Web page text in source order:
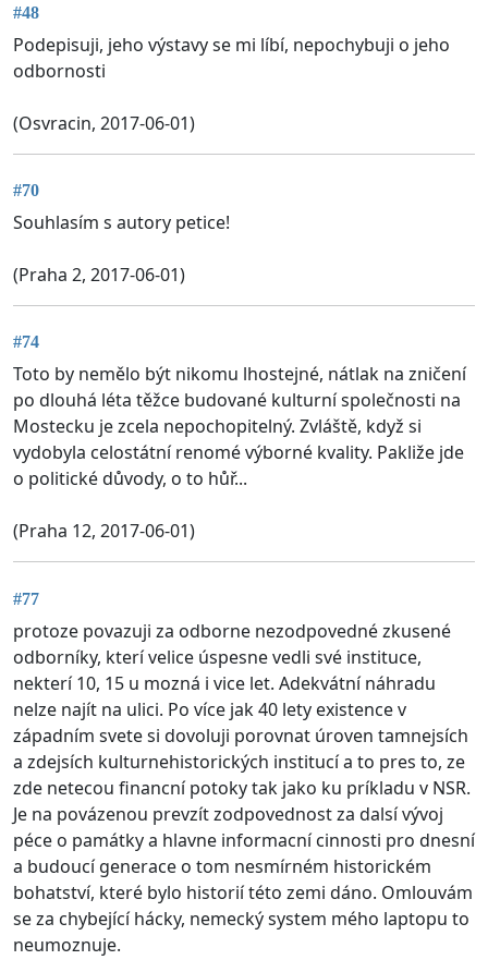
#48
Podepisuji, jeho výstavy se mi líbí, nepochybuji o jeho
odbornosti
(Osvracin, 2017-06-01)
#70
Souhlasím s autory petice!
(Praha 2, 2017-06-01)
#74
Toto by nemělo být nikomu lhostejné, nátlak na zničení
po dlouhá léta těžce budované kulturní společnosti na
Mostecku je zcela nepochopitelný. Zvláště, když si
vydobyla celostátní renomé výborné kvality. Pakliže jde
o politické důvody, o to hůř...
(Praha 12, 2017-06-01)
#77
protoze povazuji za odborne nezodpovedné zkusené
odborníky, kterí velice úspesne vedli své instituce,
nekterí 10, 15 u mozná i vice let. Adekvátní náhradu
nelze najít na ulici. Po více jak 40 lety existence v
západním svete si dovoluji porovnat úroven tamnejsích
a zdejsích kulturnehistorických institucí a to pres to, ze
zde netecou financní potoky tak jako ku príkladu v NSR.
Je na povázenou prevzít zodpovednost za dalsí vývoj
péce o památky a hlavne informacní cinnosti pro dnesní
a budoucí generace o tom nesmírném historickém
bohatství, které bylo historií této zemi dáno. Omlouvám
se za chybející hácky, nemecký system mého laptopu to
neumoznuje.